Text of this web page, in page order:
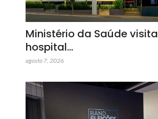
Ministério da Saúde visita
hospital…
agosto 7, 2026